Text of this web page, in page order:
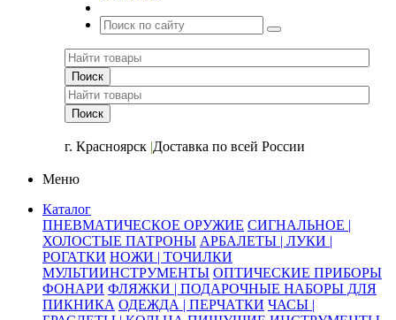
г. Красноярск |Доставка по всей России
Меню
Каталог
ПНЕВМАТИЧЕСКОЕ ОРУЖИЕ СИГНАЛЬНОЕ |
ХОЛОСТЫЕ ПАТРОНЫ АРБАЛЕТЫ | ЛУКИ |
РОГАТКИ НОЖИ | ТОЧИЛКИ
МУЛЬТИИНСТРУМЕНТЫ ОПТИЧЕСКИЕ ПРИБОРЫ
ФОНАРИ ФЛЯЖКИ | ПОДАРОЧНЫЕ НАБОРЫ ДЛЯ
ПИКНИКА ОДЕЖДА | ПЕРЧАТКИ ЧАСЫ |